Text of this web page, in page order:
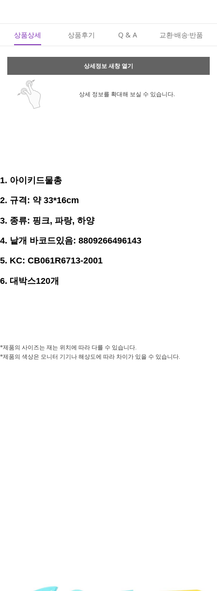
상품상세 상품후기 Q & A 교환·배송·반품
상세정보 새창 열기
상세 정보를 확대해 보실 수 있습니다.
1. 아이키드물총
2. 규격: 약 33*16cm
3. 종류: 핑크, 파랑, 하양
4. 낱개 바코드있음: 8809266496143
5. KC: CB061R6713-2001
6. 대박스120개
*제품의 사이즈는 재는 위치에 따라 다를 수 있습니다
*제품의 색상은 모니터 기기나 해상도에 따라 차이가 있을 수 있습니다.